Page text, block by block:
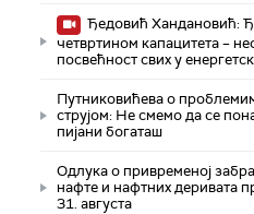
Ђедовић Хандановић:
четвртином капацитета –
посвећност свих у
Путниковићева о
струјом: Не смемо да се
пијани богаташ
Одлука о привременој
нафте и нафтних деривата
31. августа